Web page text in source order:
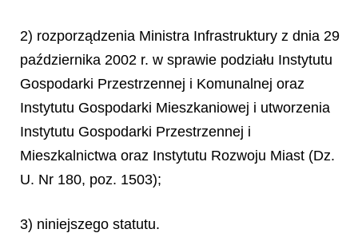
2) rozporządzenia Ministra Infrastruktury z dnia 29
października 2002 r. w sprawie podziału Instytutu
Gospodarki Przestrzennej i Komunalnej oraz
Instytutu Gospodarki Mieszkaniowej i utworzenia
Instytutu Gospodarki Przestrzennej i
Mieszkalnictwa oraz Instytutu Rozwoju Miast (Dz.
U. Nr 180, poz. 1503);
3) niniejszego statutu.